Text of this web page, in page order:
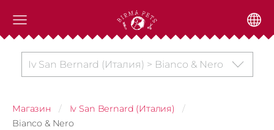
Iv San Bernard (Италия) > Bianco & Nero
Магазин
Iv San Bernard (Италия)
Bianco & Nero